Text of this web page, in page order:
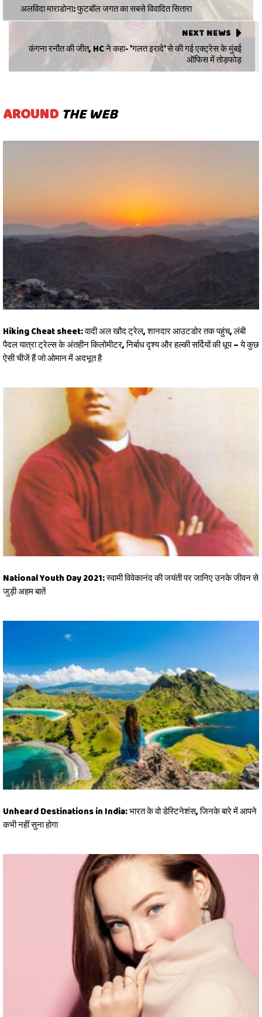
अलविदा माराडोना: फुटबॉल जगत का सबसे विवादित सितारा
NEXT NEWS
कंगना रनौत की जीत, HC ने कहा- 'गलत इरादे' से की गई एक्ट्रेस के मुंबई
ऑफिस में तोड़फोड़
AROUND THE WEB
Hiking Cheat sheet: वादी अल खौद ट्रेल, शानदार आउटडोर तक पहुंच, लंबी
पैदल यात्रा ट्रेल्स के अंतहीन किलोमीटर, निर्बाध दृश्य और हल्की सर्दियों की धूप – ये कुछ
ऐसी चीजें हैं जो ओमान में अदभूत है
National Youth Day 2021: स्वामी विवेकानंद की जयंती पर जानिए उनके जीवन से
जुड़ी अहम बातें
Unheard Destinations in India: भारत के वो डेस्टिनेशंस, जिनके बारे में आपने
कभी नहीं सुना होगा